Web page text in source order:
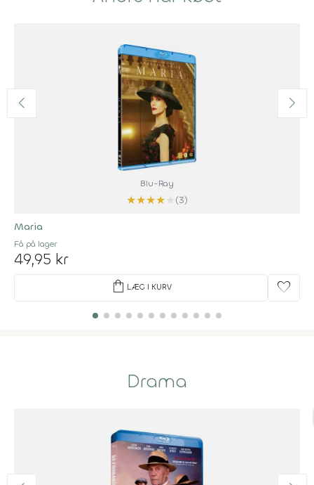
Blu-Ray
★★★★
(3)
Maria
Få på lager
49,95 kr
shopping_bag LÆG I KURV favorite
Drama